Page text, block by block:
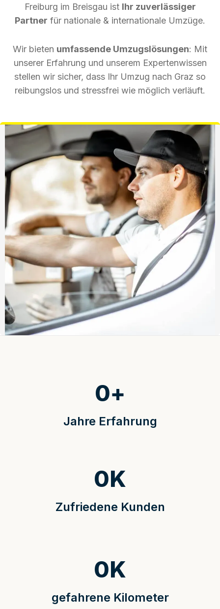
Freiburg im Breisgau ist Ihr zuverlässiger
Partner für nationale & internationale Umzüge.
Wir bieten umfassende Umzugslösungen: Mit
unserer Erfahrung und unserem Expertenwissen
stellen wir sicher, dass Ihr Umzug nach Graz so
reibungslos und stressfrei wie möglich verläuft.
Jahre Erfahrung
0+
Zufriedene Kunden
0K
gefahrene Kilometer
0K